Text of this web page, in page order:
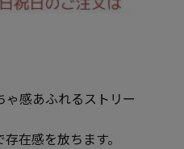
感あふれるストリー
在感を放ちます。